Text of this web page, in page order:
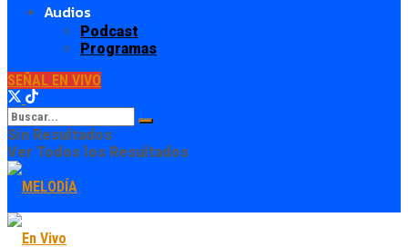
Audios
Podcast
Programas
SEÑAL EN VIVO
Sin Resultados
Ver Todos los Resultados